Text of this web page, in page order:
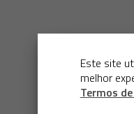
Este site
melhor
Termos